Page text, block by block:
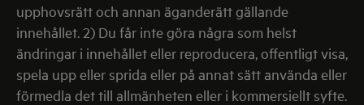
upphovsrätt och annan äganderätt gällande
innehållet. 2) Du får inte göra några som helst
ändringar i innehållet eller reproducera, offentligt visa,
spela upp eller sprida eller på annat sätt använda eller
förmedla det till allmänheten eller i kommersiellt syfte.